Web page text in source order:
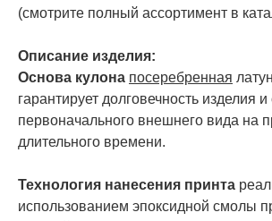
(смотрите полный ассортимент в
Описание изделия:
Основа кулона посеребренная
гарантирует долговечность изделия
первоначального внешнего вида на
длительного времени.
Технология нанесения принта
использованием эпоксидной смолы